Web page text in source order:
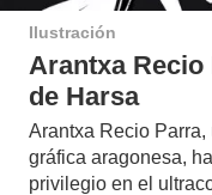
Ilustración
Arantxa
de Harsa
Arantxa Recio
gráfica aragonesa,
privilegio en el